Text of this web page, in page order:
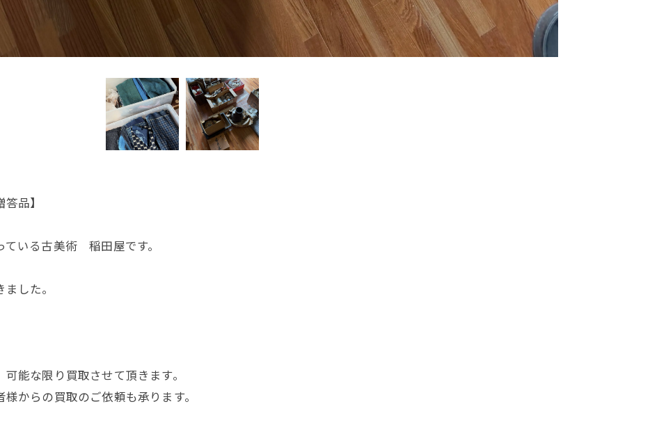
品】
いる古美術 稲田屋です。
した。
能な限り買取させて頂きます。
からの買取のご依頼も承ります。